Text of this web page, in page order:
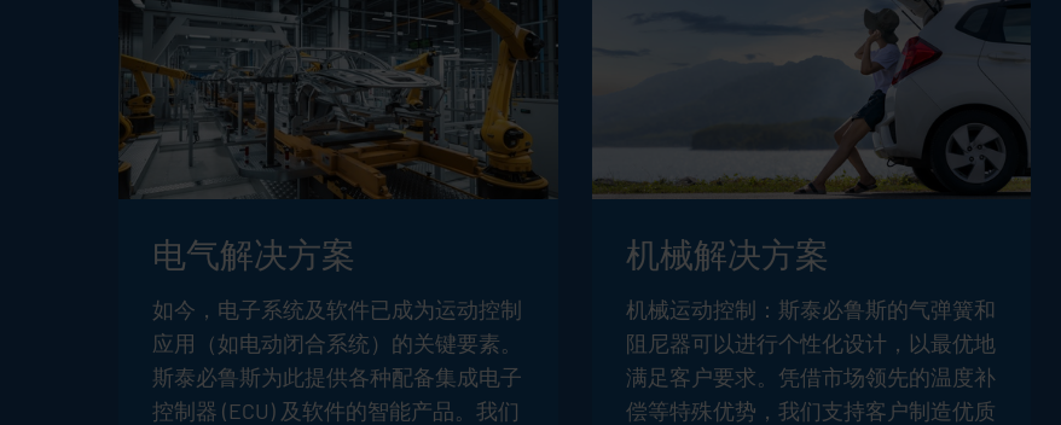
电气解决方案
如今，电子系统及软件已成为运动控制
应用（如电动闭合系统）的关键要素。
斯泰必鲁斯为此提供各种配备集成电子
控制器 (ECU) 及软件的智能产品。我们
机械解决方案
机械运动控制：斯泰必鲁斯的气弹簧和
阻尼器可以进行个性化设计，以最优地
满足客户要求。凭借市场领先的温度补
偿等特殊优势，我们支持客户制造优质